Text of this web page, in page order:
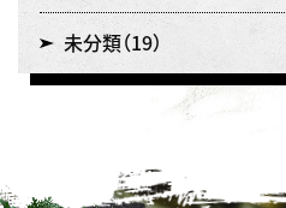
未分類（19）